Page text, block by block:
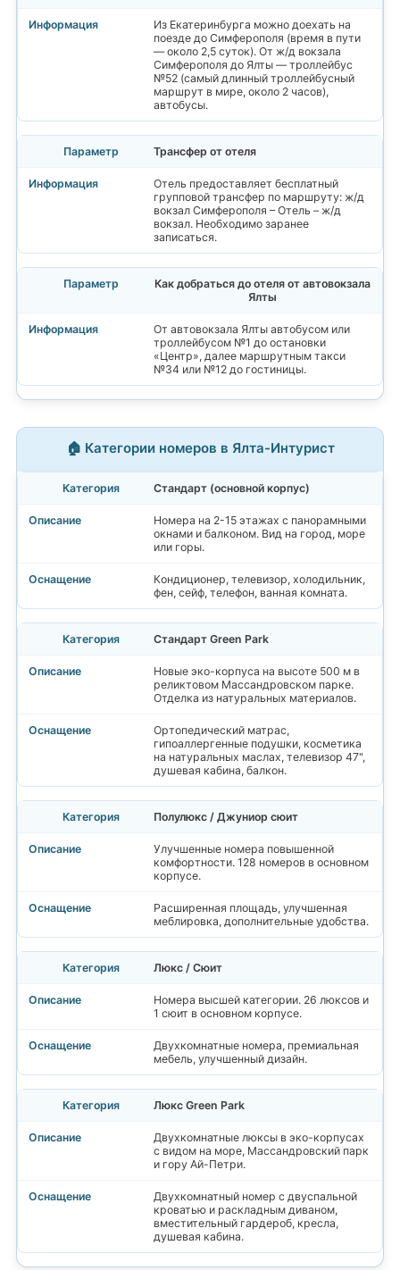
Из Екатеринбурга можно доехать на
поезде до Симферополя (время в пути
— около 2,5 суток). От ж/д вокзала
Симферополя до Ялты — троллейбус
№52 (самый длинный троллейбусный
маршрут в мире, около 2 часов),
автобусы.
Трансфер от отеля
Отель предоставляет бесплатный
групповой трансфер по маршруту: ж/д
вокзал Симферополя – Отель – ж/д
вокзал. Необходимо заранее
записаться.
Как добраться до отеля от автовокзала
Ялты
От автовокзала Ялты автобусом или
троллейбусом №1 до остановки
«Центр», далее маршрутным такси
№34 или №12 до гостиницы.
🏠 Категории номеров в Ялта-Интурист
Стандарт (основной корпус)
Номера на 2-15 этажах с панорамными
окнами и балконом. Вид на город, море
или горы.
Кондиционер, телевизор, холодильник,
фен, сейф, телефон, ванная комната.
Стандарт Green Park
Новые эко-корпуса на высоте 500 м в
реликтовом Массандровском парке.
Отделка из натуральных материалов.
Ортопедический матрас,
гипоаллергенные подушки, косметика
на натуральных маслах, телевизор 47",
душевая кабина, балкон.
Полулюкс / Джуниор сюит
Улучшенные номера повышенной
комфортности. 128 номеров в основном
корпусе.
Расширенная площадь, улучшенная
меблировка, дополнительные удобства.
Люкс / Сюит
Номера высшей категории. 26 люксов и
1 сюит в основном корпусе.
Двухкомнатные номера, премиальная
мебель, улучшенный дизайн.
Люкс Green Park
Двухкомнатные люксы в эко-корпусах
с видом на море, Массандровский парк
и гору Ай-Петри.
Двухкомнатный номер с двуспальной
кроватью и раскладным диваном,
вместительный гардероб, кресла,
душевая кабина.